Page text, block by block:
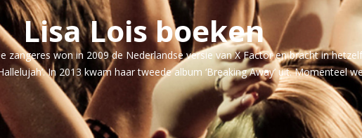
Lisa Lois boeken
zangeres won in 2009 de Nederlandse versie van X Factor en bracht in
In 2013 kwam haar tweede album ‘Breaking Away’ uit. Momenteel